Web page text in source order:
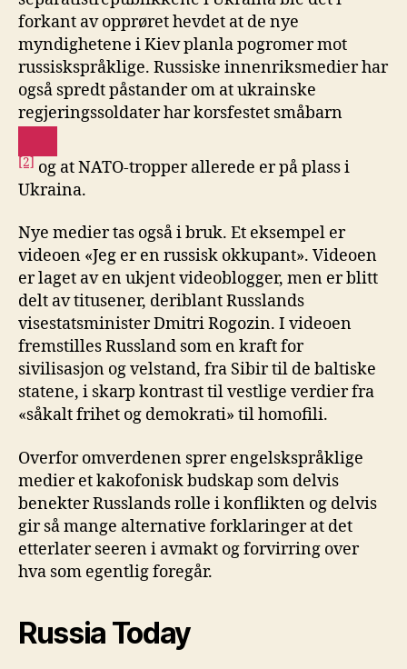
forkant av opprøret hevdet at de nye
myndighetene i Kiev planla pogromer mot
russiskspråklige. Russiske innenriksmedier har
også spredt påstander om at ukrainske
regjeringssoldater har korsfestet småbarn
[2] og at NATO-tropper allerede er på plass i
Ukraina.
Nye medier tas også i bruk. Et eksempel er
videoen «Jeg er en russisk okkupant». Videoen
er laget av en ukjent videoblogger, men er blitt
delt av titusener, deriblant Russlands
visestatsminister Dmitri Rogozin. I videoen
fremstilles Russland som en kraft for
sivilisasjon og velstand, fra Sibir til de baltiske
statene, i skarp kontrast til vestlige verdier fra
«såkalt frihet og demokrati» til homofili.
Overfor omverdenen sprer engelskspråklige
medier et kakofonisk budskap som delvis
benekter Russlands rolle i konflikten og delvis
gir så mange alternative forklaringer at det
etterlater seeren i avmakt og forvirring over
hva som egentlig foregår.
Russia Today